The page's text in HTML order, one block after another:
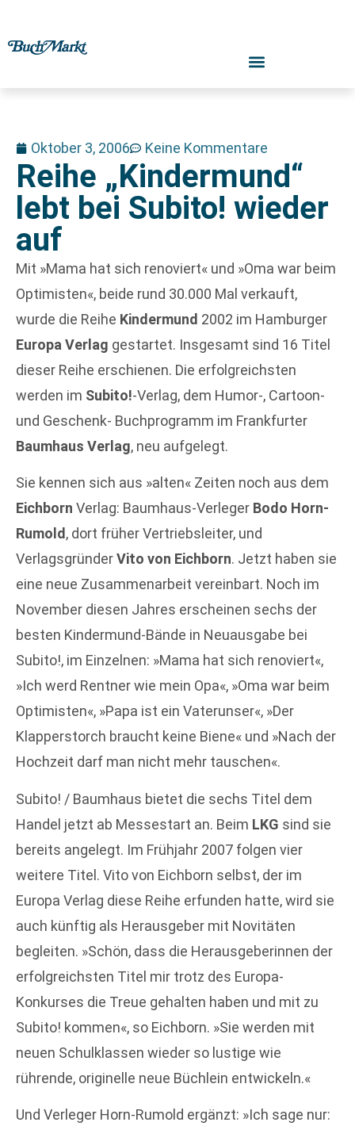
Oktober 3, 2006 Keine Kommentare
Reihe „Kindermund“
lebt bei Subito! wieder
auf
Mit »Mama hat sich renoviert« und »Oma war beim
Optimisten«, beide rund 30.000 Mal verkauft,
wurde die Reihe Kindermund 2002 im Hamburger
Europa Verlag gestartet. Insgesamt sind 16 Titel
dieser Reihe erschienen. Die erfolgreichsten
werden im Subito!-Verlag, dem Humor-, Cartoon-
und Geschenk- Buchprogramm im Frankfurter
Baumhaus Verlag, neu aufgelegt.
Sie kennen sich aus »alten« Zeiten noch aus dem
Eichborn Verlag: Baumhaus-Verleger Bodo Horn-
Rumold, dort früher Vertriebsleiter, und
VerlagsgründerVito von Eichborn. Jetzt haben sie
eine neue Zusammenarbeit vereinbart. Noch im
November diesen Jahres erscheinen sechs der
besten Kindermund-Bände in Neuausgabe bei
Subito!, im Einzelnen: »Mama hat sich renoviert«,
»Ich werd Rentner wie mein Opa«, »Oma war beim
Optimisten«, »Papa ist ein Vaterunser«, »Der
Klapperstorch braucht keine Biene« und »Nach der
Hochzeit darf man nicht mehr tauschen«.
Subito! / Baumhaus bietet die sechs Titel dem
Handel jetzt ab Messestart an. Beim LKG sind sie
bereits angelegt. Im Frühjahr 2007 folgen vier
weitere Titel. Vito von Eichborn selbst, der im
Europa Verlag diese Reihe erfunden hatte, wird sie
auch künftig als Herausgeber mit Novitäten
begleiten. »Schön, dass die Herausgeberinnen der
erfolgreichsten Titel mir trotz des Europa-
Konkurses die Treue gehalten haben und mit zu
Subito! kommen«, so Eichborn. »Sie werden mit
neuen Schulklassen wieder so lustige wie
rührende, originelle neue Büchlein entwickeln.«
Und Verleger Horn-Rumold ergänzt: »Ich sage nur: